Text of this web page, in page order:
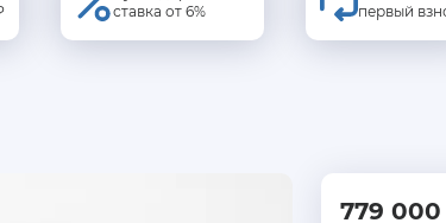
ставка от 6%
первый
779